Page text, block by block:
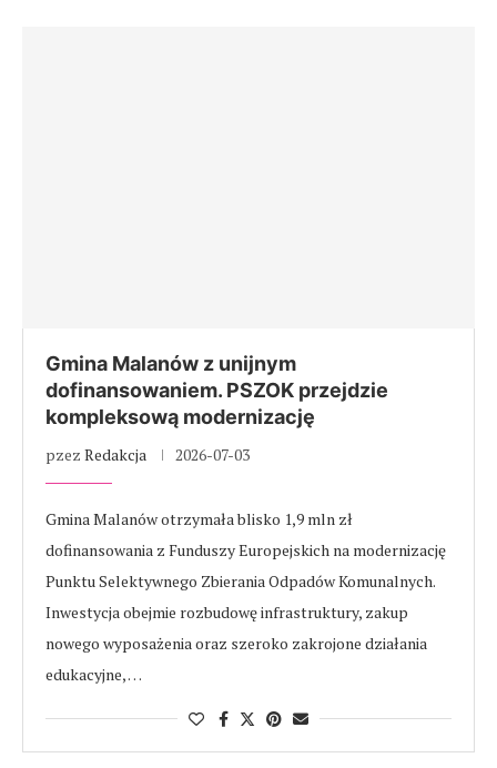
Gmina Malanów z unijnym
dofinansowaniem. PSZOK przejdzie
kompleksową modernizację
pzez Redakcja 2026-07-03
Gmina Malanów otrzymała blisko 1,9 mln zł
dofinansowania z Funduszy Europejskich na modernizację
Punktu Selektywnego Zbierania Odpadów Komunalnych.
Inwestycja obejmie rozbudowę infrastruktury, zakup
nowego wyposażenia oraz szeroko zakrojone działania
edukacyjne, …